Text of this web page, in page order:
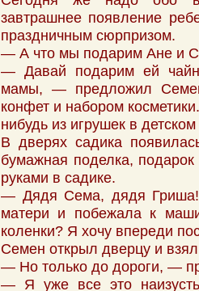
завтрашнее появление
праздничным сюрпризом.
— А что мы подарим Ане и
— Давай подарим ей
мамы, — предложил
конфет и набором
нибудь из игрушек в
В дверях садика
бумажная поделка,
руками в садике.
— Дядя Сема, дядя Гриша!
матери и побежала к
коленки? Я хочу впереди
Семен открыл дверцу и
— Но только до дороги, —
— Я уже все это